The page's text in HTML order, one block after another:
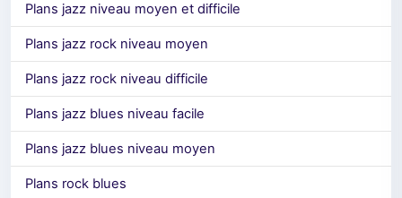
Plans jazz niveau moyen et difficile
Plans jazz rock niveau moyen
Plans jazz rock niveau difficile
Plans jazz blues niveau facile
Plans jazz blues niveau moyen
Plans rock blues